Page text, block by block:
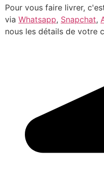
Pour vous faire livrer,
via Whatsapp, Snapchat,
nous les détails de votre